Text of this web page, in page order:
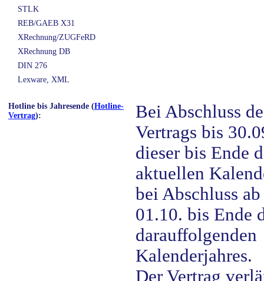
STLK
REB/GAEB X31
XRechnung/ZUGFeRD
XRechnung DB
DIN 276
Lexware, XML
Hotline bis Jahresende (Hotline-
Vertrag):
Bei Abschluss
Vertrags bis
dieser bis Ende
aktuellen
bei Abschluss
01.10. bis Ende
darauffolgenden
Kalenderjahres.
Der Vertrag